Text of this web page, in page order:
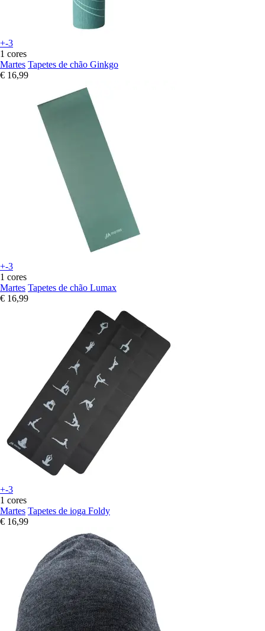
+-3
1 cores
Martes Tapetes de chão Ginkgo
€ 16,99
+-3
1 cores
Martes Tapetes de chão Lumax
€ 16,99
+-3
1 cores
Martes Tapetes de ioga Foldy
€ 16,99